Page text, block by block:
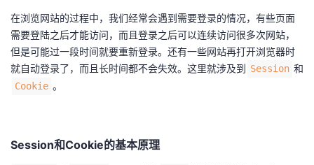
我
的
博
我
的
我
在浏览网站的过程中，我们经常会遇到需要登录的情况，有些页面
需要登陆之后才能访问，而且登录之后可以连续访问很多次网站，
但是可能过一段时间就要重新登录。还有一些网站再打开浏览器时
就自动登录了，而且长时间都不会失效。这里就涉及到 Session 和
Cookie 。
Session和Cookie的基本原理